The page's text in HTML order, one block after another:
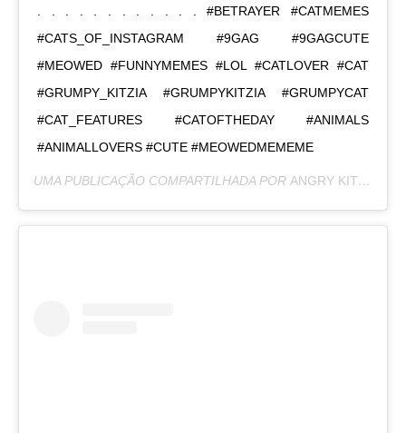
. . . . . . . . . . . . #BETRAYER #CATMEMES
#CATS_OF_INSTAGRAM #9GAG #9GAGCUTE
#MEOWED #FUNNYMEMES #LOL #CATLOVER #CAT
#GRUMPY_KITZIA #GRUMPYKITZIA #GRUMPYCAT
#CAT_FEATURES #CATOFTHEDAY #ANIMALS
#ANIMALLOVERS #CUTE #MEOWEDMEMEME
UMA PUBLICAÇÃO COMPARTILHADA POR ANGRY KITZIA